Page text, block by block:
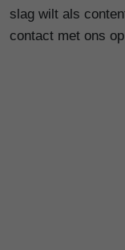
slag wilt als
contact met ons